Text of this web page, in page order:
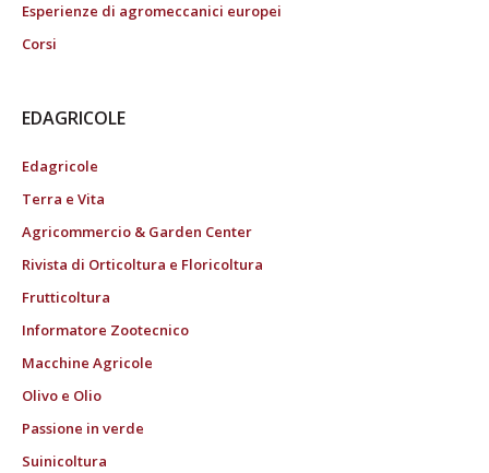
Esperienze di agromeccanici europei
Corsi
EDAGRICOLE
Edagricole
Terra e Vita
Agricommercio & Garden Center
Rivista di Orticoltura e Floricoltura
Frutticoltura
Informatore Zootecnico
Macchine Agricole
Olivo e Olio
Passione in verde
Suinicoltura